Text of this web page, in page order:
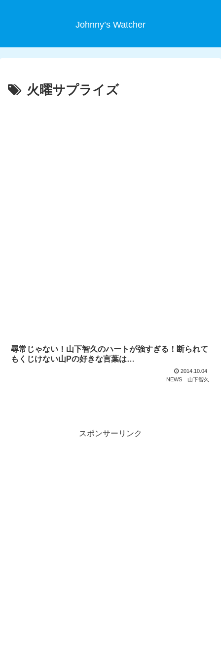
Johnny’s Watcher
火曜サプライズ
尋常じゃない！山下智久のハートが強すぎる！断られて
もくじけない山Pの好きな言葉は…
2014.10.04
NEWS
山下智久
スポンサーリンク